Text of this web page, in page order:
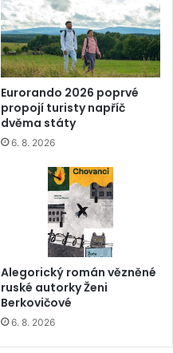
Eurorando 2026 poprvé
propojí turisty napříč
dvěma státy
6. 8. 2026
Alegorický román vězněné
ruské autorky Ženi
Berkovičové
6. 8. 2026